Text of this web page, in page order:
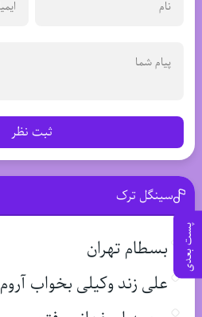
پست بعدی
ثبت نظر
سینگل ترک
بسطام تهران
علی زند وکیلی بخواب آروم